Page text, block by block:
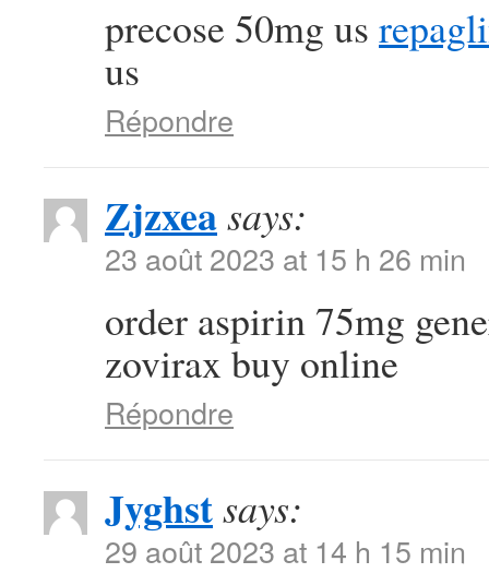
precose 50mg us
us
Répondre
Zjzxeasays:
23 août 2023 at 15 h 26 min
order aspirin 75mg
zovirax buy online
Répondre
Jyghstsays:
29 août 2023 at 14 h 15 min